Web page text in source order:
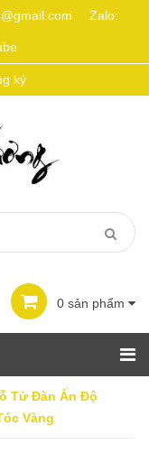
Zalo:
ký
0 sản phẩm
Tử Đàn Ấn Độ
Vàng